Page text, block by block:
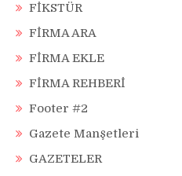
FİKSTÜR
FİRMA ARA
FİRMA EKLE
FİRMA REHBERİ
Footer #2
Gazete Manşetleri
GAZETELER